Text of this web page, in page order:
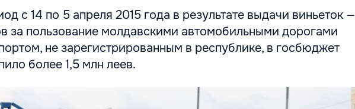
с 14 по 5 апреля 2015 года в результате выдачи виньеток —
за пользование молдавскими автомобильными дорогами
не зарегистрированным в республике, в госбюджет
более 1,5 млн леев.